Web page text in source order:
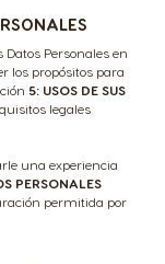
Personales en
los propósitos para
5: USOS DE SUS
legales
una experiencia
PERSONALES
permitida por